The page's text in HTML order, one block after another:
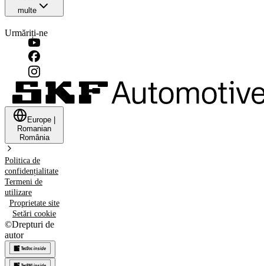
multe
Urmăriți-ne
Europe
Romanian
România
Politica de
confidențialitate
Termeni de
utilizare
Proprietate site
Setări cookie
©Drepturi de
autor